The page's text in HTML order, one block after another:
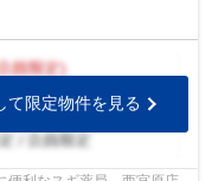
て限定物件を見る